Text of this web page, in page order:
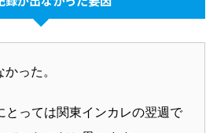
った。
とっては関東インカレの翌週で